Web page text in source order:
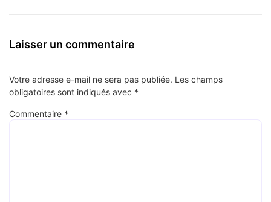
Laisser un commentaire
Votre adresse e-mail ne sera pas publiée. Les champs
obligatoires sont indiqués avec *
Commentaire *